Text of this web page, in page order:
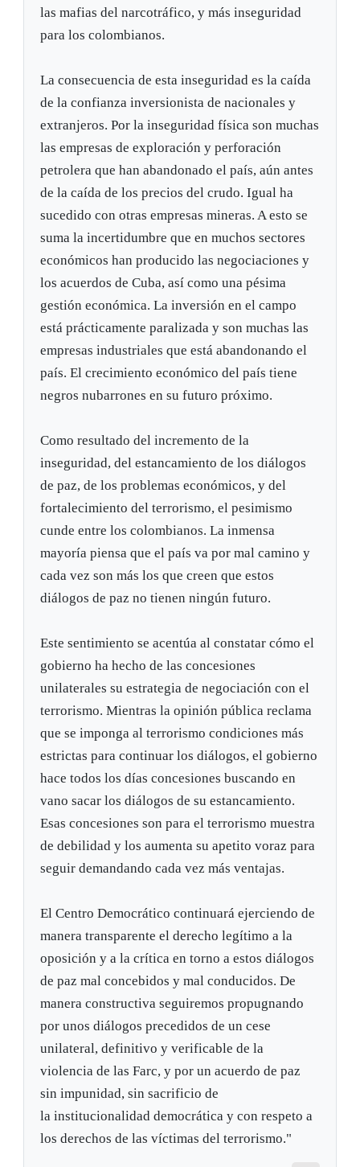
las mafias del narcotráfico, y más inseguridad
para los colombianos.
La consecuencia de esta inseguridad es la caída
de la confianza inversionista de nacionales y
extranjeros. Por la inseguridad física son muchas
las empresas de exploración y perforación
petrolera que han abandonado el país, aún antes
de la caída de los precios del crudo. Igual ha
sucedido con otras empresas mineras. A esto se
suma la incertidumbre que en muchos sectores
económicos han producido las negociaciones y
los acuerdos de Cuba, así como una pésima
gestión económica. La inversión en el campo
está prácticamente paralizada y son muchas las
empresas industriales que está abandonando el
país. El crecimiento económico del país tiene
negros nubarrones en su futuro próximo.
Como resultado del incremento de la
inseguridad, del estancamiento de los diálogos
de paz, de los problemas económicos, y del
fortalecimiento del terrorismo, el pesimismo
cunde entre los colombianos. La inmensa
mayoría piensa que el país va por mal camino y
cada vez son más los que creen que estos
diálogos de paz no tienen ningún futuro.
Este sentimiento se acentúa al constatar cómo el
gobierno ha hecho de las concesiones
unilaterales su estrategia de negociación con el
terrorismo. Mientras la opinión pública reclama
que se imponga al terrorismo condiciones más
estrictas para continuar los diálogos, el gobierno
hace todos los días concesiones buscando en
vano sacar los diálogos de su estancamiento.
Esas concesiones son para el terrorismo muestra
de debilidad y los aumenta su apetito voraz para
seguir demandando cada vez más ventajas.
El Centro Democrático continuará ejerciendo de
manera transparente el derecho legítimo a la
oposición y a la crítica en torno a estos diálogos
de paz mal concebidos y mal conducidos. De
manera constructiva seguiremos propugnando
por unos diálogos precedidos de un cese
unilateral, definitivo y verificable de la
violencia de las Farc, y por un acuerdo de paz
sin impunidad, sin sacrificio de
la institucionalidad democrática y con respeto a
los derechos de las víctimas del terrorismo."